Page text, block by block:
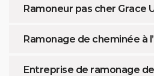
Ramoneur pas cher Grace
Ramonage de cheminée à
Entreprise de ramonage